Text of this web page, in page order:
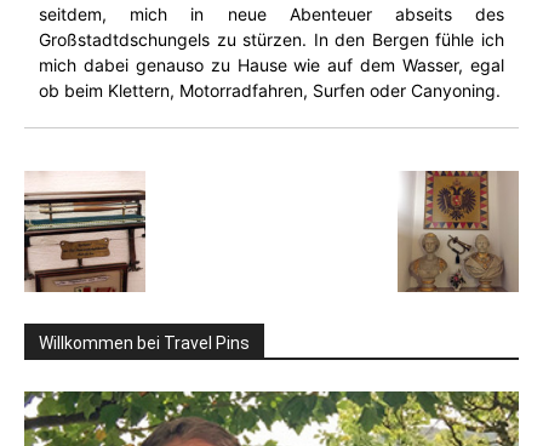
seitdem, mich in neue Abenteuer abseits des
Großstadtdschungels zu stürzen. In den Bergen fühle ich
mich dabei genauso zu Hause wie auf dem Wasser, egal
ob beim Klettern, Motorradfahren, Surfen oder Canyoning.
Willkommen bei Travel Pins